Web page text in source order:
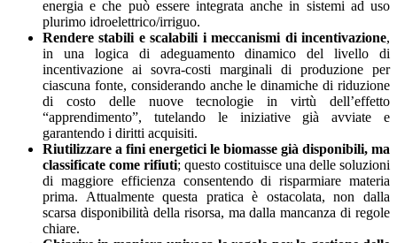
energia e che può essere integrata anche in sistemi ad uso
plurimo idroelettrico/irriguo.
Rendere stabili e scalabili i meccanismi di incentivazione,
in una logica di adeguamento dinamico del livello di
incentivazione ai sovra-costi marginali di produzione per
ciascuna fonte, considerando anche le dinamiche di riduzione
di costo delle nuove tecnologie in virtù dell’effetto
“apprendimento”, tutelando le iniziative già avviate e
garantendo i diritti acquisiti.
Riutilizzare a fini energetici le biomasse già disponibili, ma
classificate come rifiuti; questo costituisce una delle soluzioni
di maggiore efficienza consentendo di risparmiare materia
prima. Attualmente questa pratica è ostacolata, non dalla
scarsa disponibilità della risorsa, ma dalla mancanza di regole
chiare.